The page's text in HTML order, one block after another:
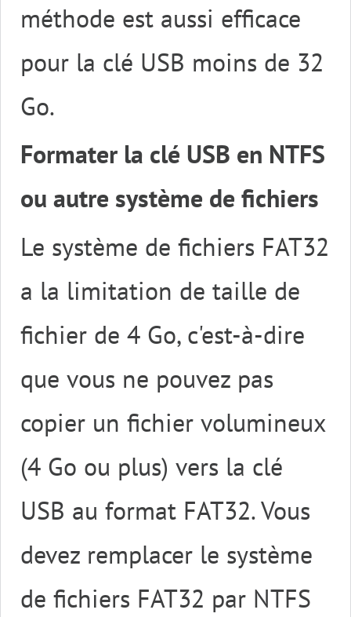
méthode est aussi efficace
pour la clé USB moins de 32
Go.
Formater la clé USB en NTFS
ou autre système de fichiers
Le système de fichiers FAT32
a la limitation de taille de
fichier de 4 Go, c'est-à-dire
que vous ne pouvez pas
copier un fichier volumineux
(4 Go ou plus) vers la clé
USB au format FAT32. Vous
devez remplacer le système
de fichiers FAT32 par NTFS